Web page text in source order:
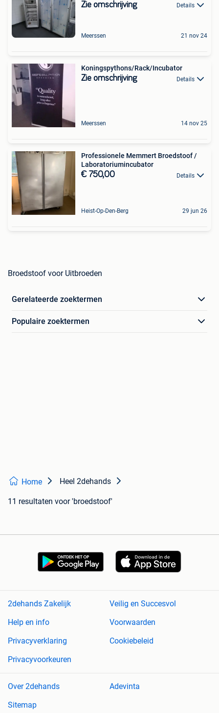
Zie omschrijving Details
Meerssen 21 nov 24
Koningspythons/Rack/Incubator
Zie omschrijving Details
Meerssen 14 nov 25
Professionele Memmert Broedstoof /
Laboratoriumincubator
€ 750,00 Details
Heist-Op-Den-Berg 29 jun 26
Broedstoof voor Uitbroeden
Gerelateerde zoektermen
Populaire zoektermen
Home Heel 2dehands
11 resultaten voor 'broedstoof'
2dehands Zakelijk
Veilig en Succesvol
Help en info
Voorwaarden
Privacyverklaring
Cookiebeleid
Privacyvoorkeuren
Over 2dehands
Adevinta
Sitemap